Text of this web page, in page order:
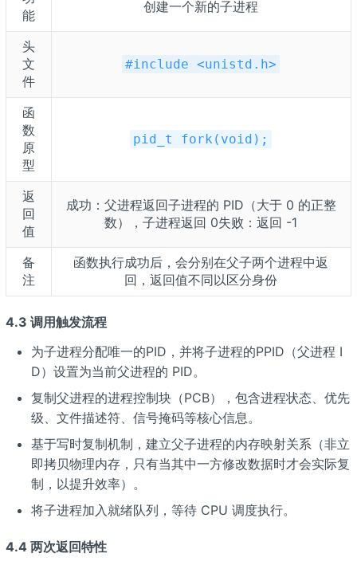
能
创建一个新的子进程
头
文
件
#include <unistd.h>
函
数
原
型
pid_t fork(void);
返
回
值
成功：父进程返回子进程的 PID（大于 0 的正整
数），子进程返回 0失败：返回 -1
备
注
函数执行成功后，会分别在父子两个进程中返
回，返回值不同以区分身份
4.3 调用触发流程
为子进程分配唯一的PID，并将子进程的PPID（父进程 I
D）设置为当前父进程的 PID。
复制父进程的进程控制块（PCB），包含进程状态、优先
级、文件描述符、信号掩码等核心信息。
基于写时复制机制，建立父子进程的内存映射关系（非立
即拷贝物理内存，只有当其中一方修改数据时才会实际复
制，以提升效率）。
将子进程加入就绪队列，等待 CPU 调度执行。
4.4 两次返回特性